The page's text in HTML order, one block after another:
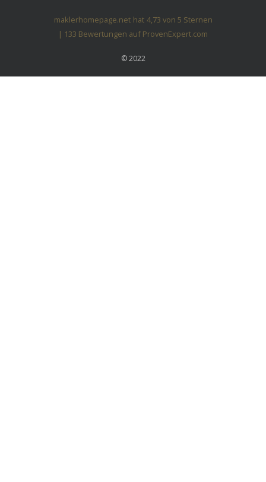
maklerhomepage.net hat 4,73 von 5 Sternen
| 133 Bewertungen auf ProvenExpert.com
© 2022